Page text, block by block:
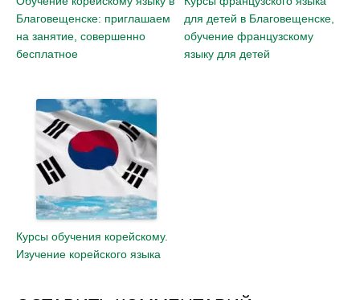
Благовещенске: приглашаем
на занятие, совершенно
бесплатное
для детей в Благовещенске,
обучение французскому
языку для детей
Курсы обучения корейскому.
Изучение корейского языка